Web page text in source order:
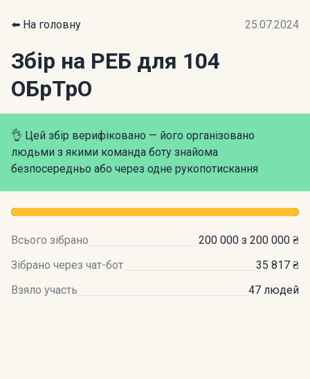
⬅️ На головну 25.07.2024
Збір на РЕБ для 104
ОБрТрО
👌 Цей збір верифіковано — його організовано
людьми з якими команда боту знайома
безпосередньо або через одне рукопотискання
Всього зібрано
200 000 з 200 000 ₴
Зібрано через чат-бот
35 817 ₴
Взяло участь
47 людей